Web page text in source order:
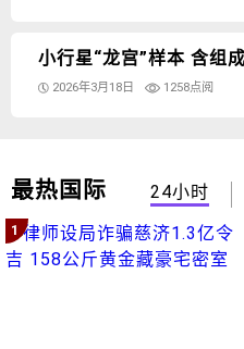
小行星“龙宫”样本 含组
2026年3月18日 1258点阅
最热国际 24小时
1